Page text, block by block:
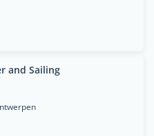
and Sailing